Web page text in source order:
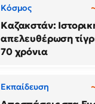
Κόσμος
Καζακστάν:
απελευθέρωση
70 χρόνια
Εκπαίδευση